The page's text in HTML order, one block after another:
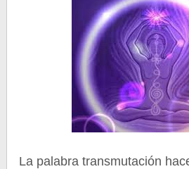
La palabra transmutación